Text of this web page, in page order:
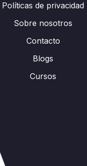
Políticas de privacidad
Sobre nosotros
Contacto
Blogs
Cursos